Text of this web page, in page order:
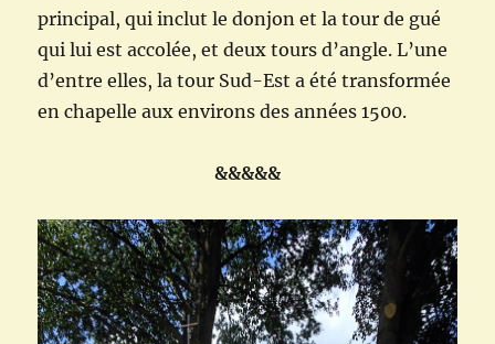
principal, qui inclut le donjon et la tour de gué
qui lui est accolée, et deux tours d’angle. L’une
d’entre elles, la tour Sud-Est a été transformée
en chapelle aux environs des années 1500.
&&&&&